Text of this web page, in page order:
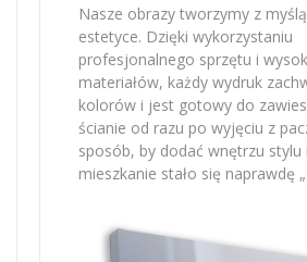
Nasze obrazy tworzymy z
estetyce. Dzięki wykorzystaniu
profesjonalnego sprzętu i
materiałów, każdy wydruk
kolorów i jest gotowy do
ścianie od razu po wyjęciu z
sposób, by dodać wnętrzu stylu
mieszkanie stało się naprawdę